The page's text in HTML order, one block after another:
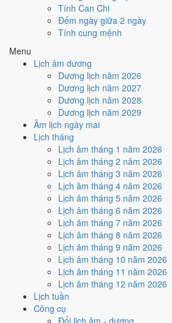
Tính Can Chi
Đếm ngày giữa 2 ngày
Tính cung mệnh
Menu
Lịch âm dương
Dương lịch năm 2026
Dương lịch năm 2027
Dương lịch năm 2028
Dương lịch năm 2029
Âm lịch ngày mai
Lịch tháng
Lịch âm tháng 1 năm 2026
Lịch âm tháng 2 năm 2026
Lịch âm tháng 3 năm 2026
Lịch âm tháng 4 năm 2026
Lịch âm tháng 5 năm 2026
Lịch âm tháng 6 năm 2026
Lịch âm tháng 7 năm 2026
Lịch âm tháng 8 năm 2026
Lịch âm tháng 9 năm 2026
Lịch âm tháng 10 năm 2026
Lịch âm tháng 11 năm 2026
Lịch âm tháng 12 năm 2026
Lịch tuần
Công cụ
Đổi lịch âm - dương
Trung bình
Ký hợp đồng - giao ước hôm nay ở
Ngày Hắc Đạogây bất lợi.
Cách tính ngày tốt
🏗️
Động thổ - khởi công
Tốt
Động thổ - khởi công hôm nay ở
, nhưng Ngày Hắc Đạo kéo giảm
Cách tính ngày tốt
🏡 Nhập trạch - vào nhà mới
Tốt
Nhập trạch - vào nhà mới hôm nay ở
Trực Khai, nhưng Ngày Hắc Đạo kéo
Cách tính ngày tốt
Mua xe - tậu xe
Tốt
Mua xe - tậu xe hôm nay ởmức tốt
nhưng Ngày Hắc Đạo kéo giảm điểm.
Cách tính ngày tốt
Xuất hành - đi xa
Tốt
Xuất hành - đi xa hôm nay ở
nhưng Ngày Hắc Đạo kéo giảm điểm.